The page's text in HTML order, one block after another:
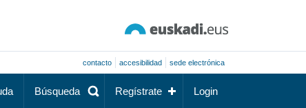
contacto accesibilidad sede electrónica
Búsqueda Regístrate Login